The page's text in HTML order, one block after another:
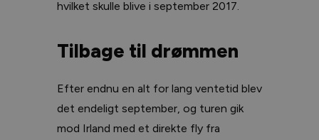
hvilket skulle blive i september 2017.
Tilbage til drømmen
Efter endnu en alt for lang ventetid blev
det endeligt september, og turen gik
mod Irland med et direkte fly fra